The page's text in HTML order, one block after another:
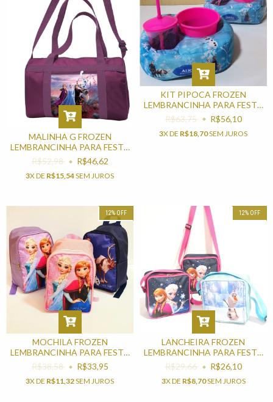
MALINHA G FROZEN
LEMBRANCINHA PARA FESTA
DE ANIVERSÁRIO
R$52,98 R$46,62
3X DE R$15,54SEM JUROS
KIT PIPOCA FROZEN
LEMBRANCINHA PARA FESTA
DE ANIVERSÁRIO
R$63,75 R$56,10
3X DE R$18,70SEM JUROS
12% OFF
MOCHILA FROZEN
LEMBRANCINHA PARA FESTA
DE ANIVERSÁRIO
R$38,58 R$33,95
3X DE R$11,32SEM JUROS
12% OFF
LANCHEIRA FROZEN
LEMBRANCINHA PARA FESTA
INFANTIL
R$29,66 R$26,10
3X DE R$8,70SEM JUROS